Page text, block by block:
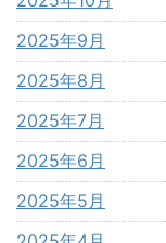
2025年9月
2025年8月
2025年7月
2025年6月
2025年5月